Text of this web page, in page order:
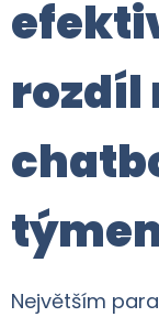
rozdíl
Největším